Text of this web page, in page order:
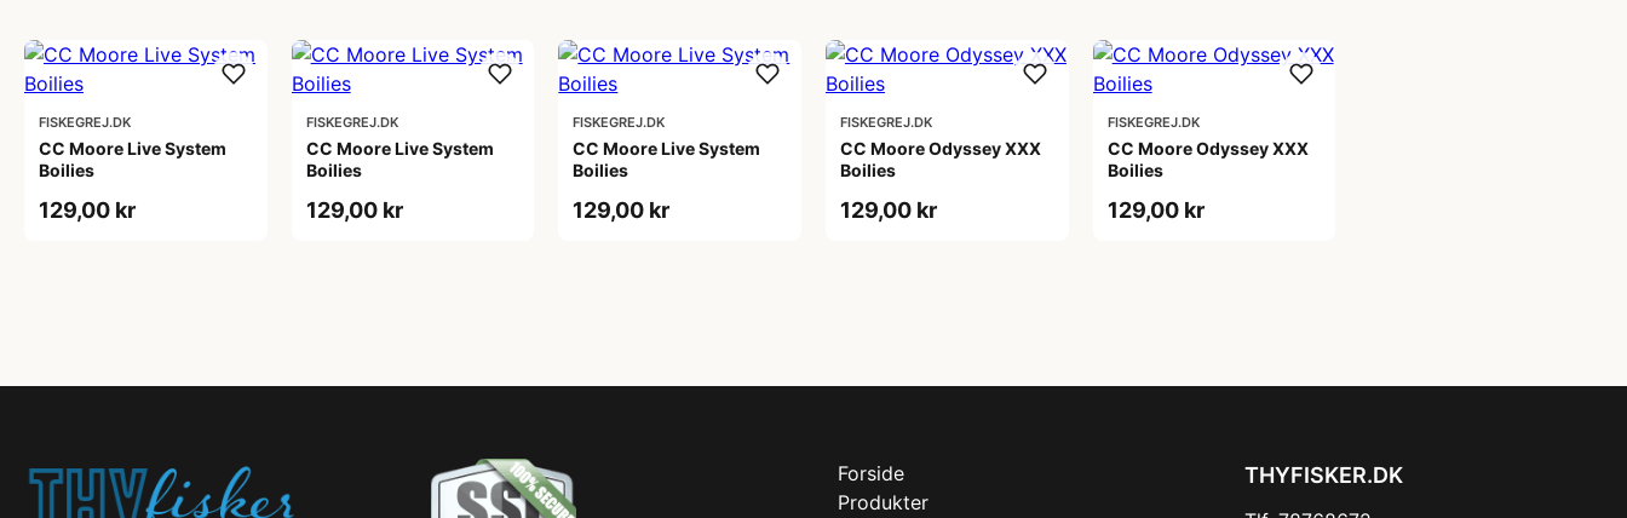
FISKEGREJ.DK
CC Moore Live System
Boilies
129,00 kr
FISKEGREJ.DK
CC Moore Live System
Boilies
129,00 kr
FISKEGREJ.DK
CC Moore Live System
Boilies
129,00 kr
FISKEGREJ.DK
CC Moore Odyssey XXX
Boilies
129,00 kr
FISKEGREJ.DK
CC Moore Odyssey XXX
Boilies
129,00 kr
Forside
Produkter
THYFISKER.DK